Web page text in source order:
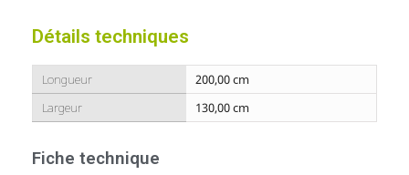
Détails techniques
Longueur
200,00 cm
Largeur
130,00 cm
Fiche technique